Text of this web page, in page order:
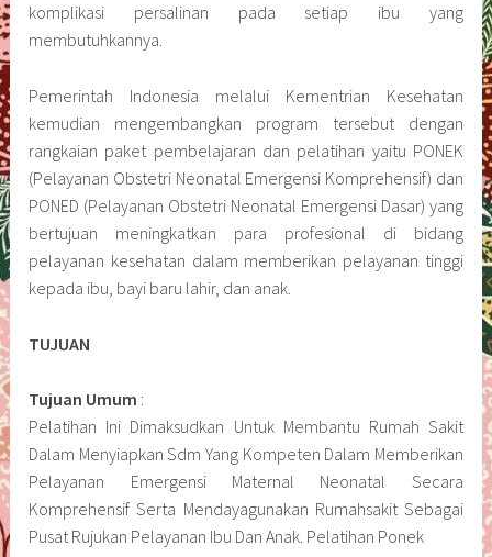
komplikasi persalinan pada setiap ibu yang
membutuhkannya.
Pemerintah Indonesia melalui Kementrian Kesehatan
kemudian mengembangkan program tersebut dengan
rangkaian paket pembelajaran dan pelatihan yaitu PONEK
(Pelayanan Obstetri Neonatal Emergensi Komprehensif) dan
PONED (Pelayanan Obstetri Neonatal Emergensi Dasar) yang
bertujuan meningkatkan para profesional di bidang
pelayanan kesehatan dalam memberikan pelayanan tinggi
kepada ibu, bayi baru lahir, dan anak.
TUJUAN
Tujuan Umum :
Pelatihan Ini Dimaksudkan Untuk Membantu Rumah Sakit
Dalam Menyiapkan Sdm Yang Kompeten Dalam Memberikan
Pelayanan Emergensi Maternal Neonatal Secara
Komprehensif Serta Mendayagunakan Rumahsakit Sebagai
Pusat Rujukan Pelayanan Ibu Dan Anak. Pelatihan Ponek